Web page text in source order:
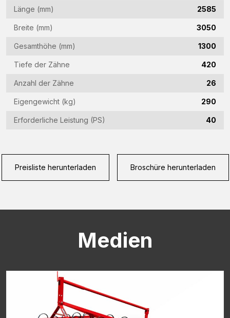
Länge (mm) 2585
Breite (mm) 3050
Gesamthöhe (mm) 1300
Tiefe der Zähne 420
Anzahl der Zähne 26
Eigengewicht (kg) 290
Erforderliche Leistung (PS) 40
Preisliste herunterladen Broschüre herunterladen
Medien
Adresse
(Required)
(Required)
(Required)
Woonplaats
(Required)
Vraag
CAPTCHA